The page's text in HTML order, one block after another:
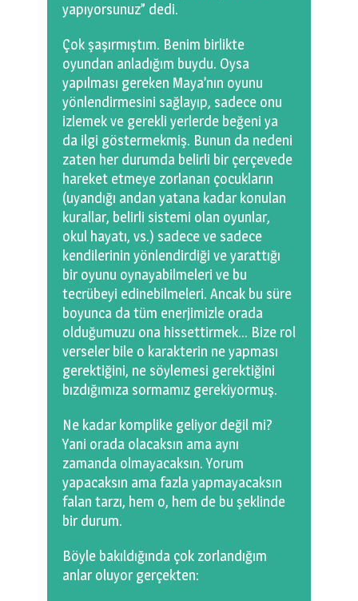
yapıyorsunuz” dedi.
Çok şaşırmıştım. Benim birlikte
oyundan anladığım buydu. Oysa
yapılması gereken Maya’nın oyunu
yönlendirmesini sağlayıp, sadece onu
izlemek ve gerekli yerlerde beğeni ya
da ilgi göstermekmiş. Bunun da nedeni
zaten her durumda belirli bir çerçevede
hareket etmeye zorlanan çocukların
(uyandığı andan yatana kadar konulan
kurallar, belirli sistemi olan oyunlar,
okul hayatı, vs.) sadece ve sadece
kendilerinin yönlendirdiği ve yarattığı
bir oyunu oynayabilmeleri ve bu
tecrübeyi edinebilmeleri. Ancak bu süre
boyunca da tüm enerjimizle orada
olduğumuzu ona hissettirmek… Bize rol
verseler bile o karakterin ne yapması
gerektiğini, ne söylemesi gerektiğini
bızdığımıza sormamız gerekiyormuş.
Ne kadar komplike geliyor değil mi?
Yani orada olacaksın ama aynı
zamanda olmayacaksın. Yorum
yapacaksın ama fazla yapmayacaksın
falan tarzı, hem o, hem de bu şeklinde
bir durum.
Böyle bakıldığında çok zorlandığım
anlar oluyor gerçekten: